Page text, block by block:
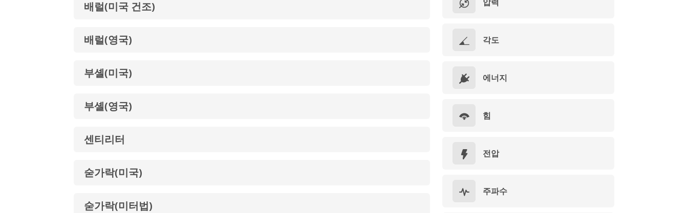
배럴(미국 건조)
배럴(영국)
부셸(미국)
부셸(영국)
센티리터
숟가락(미국)
숟가락(미터법)
압력
각도
에너지
힘
전압
주파수